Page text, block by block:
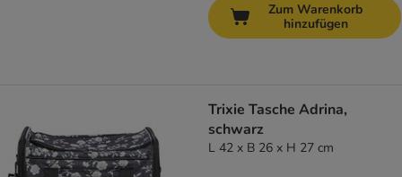
Zum Warenkorb
hinzufügen
Trixie Tasche Adrina,
schwarz
L 42 x B 26 x H 27 cm